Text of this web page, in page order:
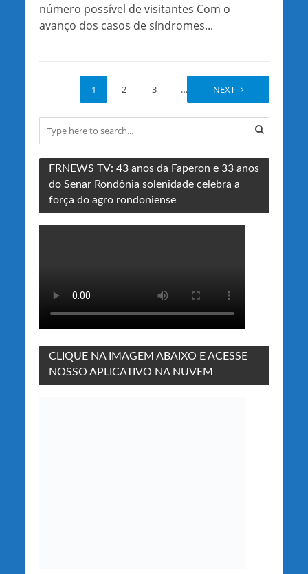
número possível de visitantes Com o
avanço dos casos de síndromes...
1 2 3 … 89
NEXT
FRNEWS TV: 43 anos da Faperon e 33 anos
do Senar Rondônia solenidade celebra a
força do agro rondoniense
CLIQUE NA IMAGEM ABAIXO E ACESSE
NOSSO APLICATIVO NA NUVEM